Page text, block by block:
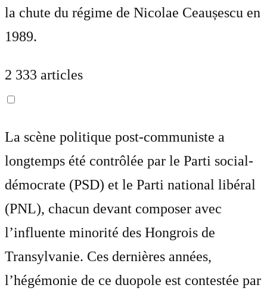
la chute du régime de Nicolae Ceaușescu en
1989.
2 333 articles
La scène politique post-communiste a
longtemps été contrôlée par le Parti social-
démocrate (PSD) et le Parti national libéral
(PNL), chacun devant composer avec
l’influente minorité des Hongrois de
Transylvanie. Ces dernières années,
l’hégémonie de ce duopole est contestée par